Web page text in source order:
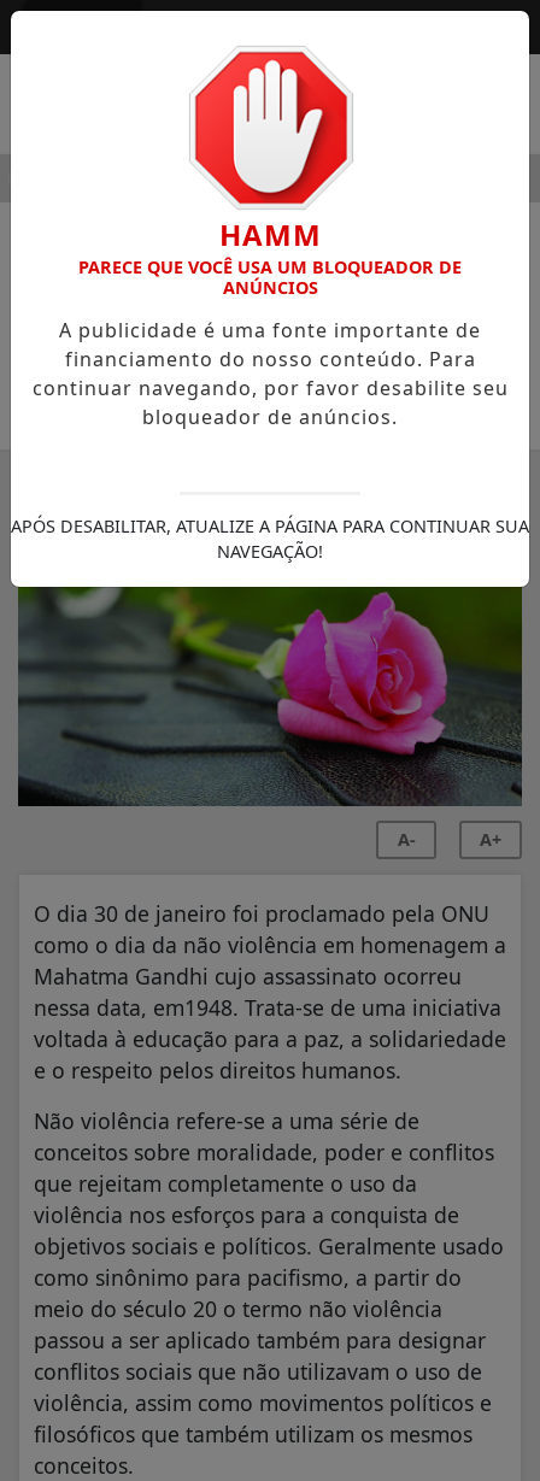
HOSPITAL SAMARITANO HIGIENÓPOLIS
DATAS
Dia da Não Violência
30 de janeiro
SEMANÁRIO ZONA NORTE
A- A+
O dia 30 de janeiro foi proclamado pela ONU
como o dia da não violência em homenagem a
Mahatma Gandhi cujo assassinato ocorreu
nessa data, em1948. Trata-se de uma iniciativa
voltada à educação para a paz, a solidariedade
e o respeito pelos direitos humanos.
Não violência refere-se a uma série de
conceitos sobre moralidade, poder e conflitos
que rejeitam completamente o uso da
violência nos esforços para a conquista de
objetivos sociais e políticos. Geralmente usado
como sinônimo para pacifismo, a partir do
meio do século 20 o termo não violência
passou a ser aplicado também para designar
conflitos sociais que não utilizavam o uso de
violência, assim como movimentos políticos e
filosóficos que também utilizam os mesmos
conceitos.
HAMM
PARECE QUE VOCÊ USA UM BLOQUEADOR DE
ANÚNCIOS
A publicidade é uma fonte importante de
financiamento do nosso conteúdo. Para
continuar navegando, por favor desabilite seu
bloqueador de anúncios.
APÓS DESABILITAR, ATUALIZE A PÁGINA PARA CONTINUAR SUA
NAVEGAÇÃO!